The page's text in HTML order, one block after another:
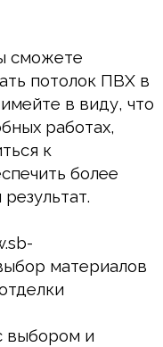
сможете
потолок ПВХ в
в виду, что
работах,
к
более
материалов
выбором и